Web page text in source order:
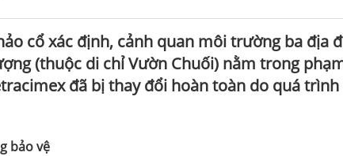
cổ xác định, cảnh quan môi trường ba địa
(thuộc di chỉ Vườn Chuối) nằm trong
đã bị thay đổi hoàn toàn do quá
bảo vệ